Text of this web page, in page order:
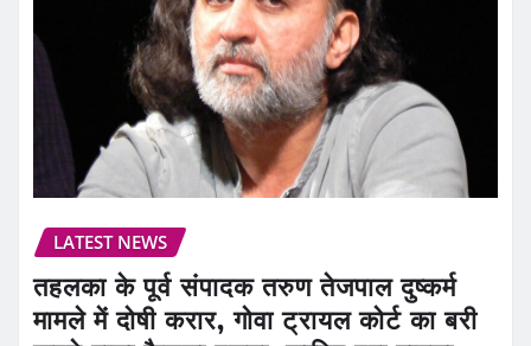
LATEST NEWS
तहलका के पूर्व संपादक तरुण तेजपाल दुष्कर्म
मामले में दोषी करार, गोवा ट्रायल कोर्ट का बरी